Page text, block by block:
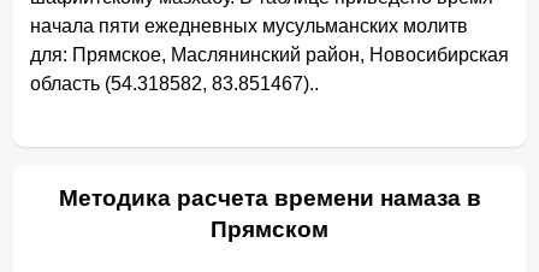
начала пяти ежедневных мусульманских молитв
для: Прямское, Маслянинский район, Новосибирская
область (54.318582, 83.851467)..
Методика расчета времени намаза в
Прямском